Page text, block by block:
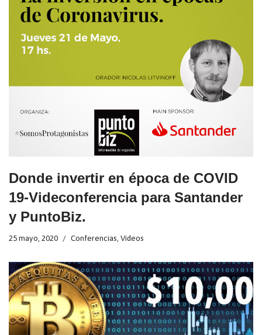
Donde invertir en época de COVID
19-Videconferencia para Santander
y PuntoBiz.
25 mayo, 2020 Conferencias Videos